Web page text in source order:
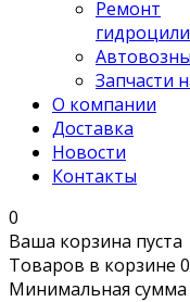
Ремонт
Запчасти
О компании
Доставка
Новости
Контакты
0
Ваша корзина пуста
Товаров в корзине 0
Минимальная сумма